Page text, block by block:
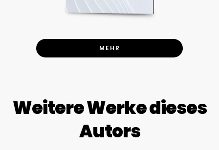
MEHR
Weitere Werke dieses
Autors